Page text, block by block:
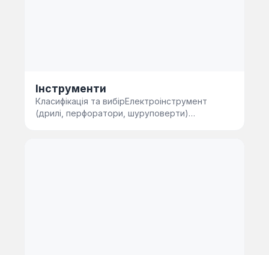
Інструменти
Класифікація та вибірЕлектроінструмент
(дрилі, перфоратори, шуруповерти)